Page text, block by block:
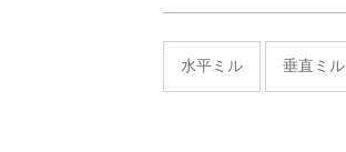
水平ミル 垂直ミル